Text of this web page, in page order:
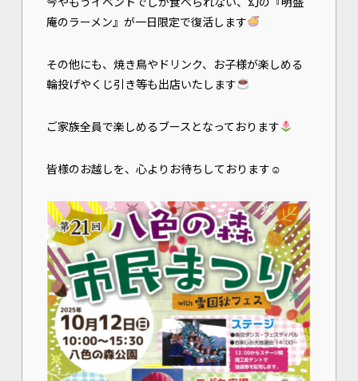
庵のラーメン』が一日限定で復活します
その他にも、焼き鳥やドリンク、お子様が楽しめる
輪投げやくじ引き等も出店いたします
ご家族全員で楽しめるブースとなっております
皆様のお越しを、心よりお待ちしております☺